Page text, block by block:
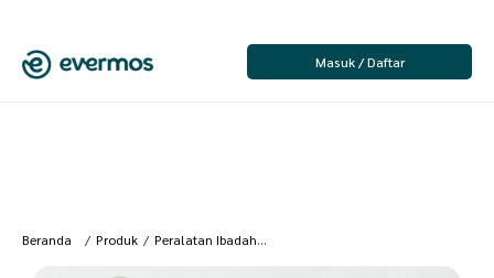
Masuk / Daftar
Beranda / Produk / Peralatan Ibadah /